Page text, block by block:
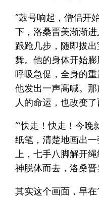
“鼓号响起，僧侣开
下，洛桑晋美渐渐
踉跄几步，随即拔
舞。他的身体开始
呼吸急促，全身的
他发出一声高喊。
人的命运，也改变了
“‘快走！快走！今晚
纸笔，清楚地画出
上，七手八脚解开
神脱体而去，洛桑晋
其实这个画面，早